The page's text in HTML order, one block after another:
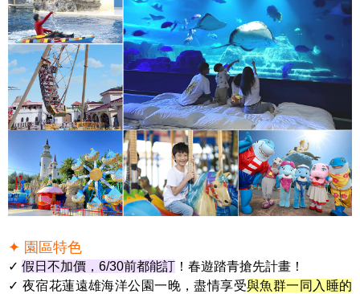
✦ 園區特色
✓ 假日不加價，6/30前都能訂 ！春遊踏青搶先計畫！
✓ 夜宿花蓮遠雄海洋公園一晚，盡情享受與魚群一同入睡的